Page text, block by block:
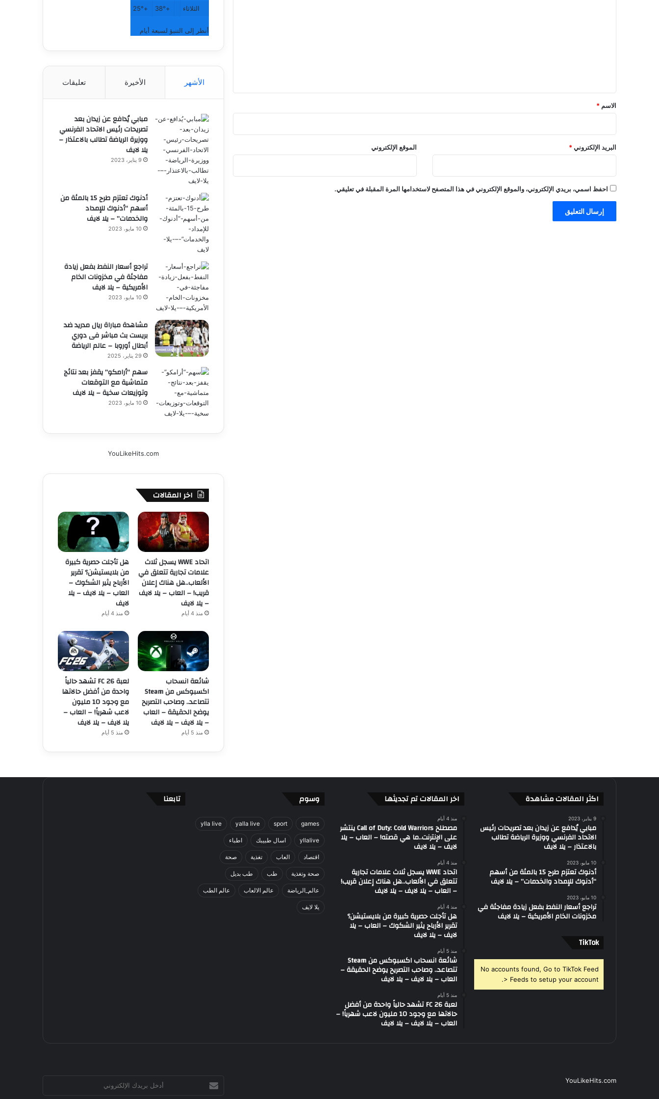
*
الاسم *
البريد الإلكتروني* الموقع الإلكتروني
احفظ اسمي، بريدي الإلكتروني، والموقع الإلكتروني في هذا المتصفح لاستخدامها المرة المقبلة في تعليقي.
الثلاثاء +
38°
+
25°
أنظر إلى التنبؤ لسبعة أيام
الأشهر الأخيرة تعليقات
مبابي يُدافع عن زيدان بعد
تصريحات رئيس الاتحاد الفرنسي
ووزيرة الرياضة تطالب بالاعتذار –
يلا لايف
9 يناير، 2023
أدنوك تعتزم طرح 15 بالمئة من
أسهم “أدنوك للإمداد
والخدمات” – يلا لايف
10 مايو، 2023
تراجع أسعار النفط بفعل زيادة
مفاجئة في مخزونات الخام
الأمريكية – يلا لايف
10 مايو، 2023
مشاهدة مباراة ريال مدريد ضد
بريست بث مباشر فى دوري
أبطال أوروبا – عالم الرياضة
29 يناير، 2025
سهم “أرامكو” يقفز بعد نتائج
متماشية مع التوقعات
وتوزيعات سخية – يلا لايف
10 مايو، 2023
YouLikeHits.com
اخر المقالات
اتحاد WWE يسجل ثلاث
علامات تجارية تتعلق في
الألعاب..هل هناك إعلان
قريب! – العاب – يلا لايف
– يلا لايف
منذ 4 أيام
هل تأجلت حصرية كبيرة
من بلايستيشن؟ تقرير
الأرباح يثير الشكوك –
العاب – يلا لايف – يلا
لايف
منذ 4 أيام
شائعة انسحاب
اكسبوكس من Steam
تتصاعد.. وصاحب التصريح
يوضح الحقيقة – العاب
– يلا لايف – يلا لايف
منذ 5 أيام
لعبة FC 26 تشهد حالياً
واحدة من أفضل حالاتها
مع وجود 10 مليون
لاعب شهرياً! – العاب –
يلا لايف – يلا لايف
منذ 5 أيام
اكثر المقالات مشاهدة
9 يناير، 2023
مبابي يُدافع عن زيدان بعد تصريحات رئيس
الاتحاد الفرنسي ووزيرة الرياضة تطالب
بالاعتذار – يلا لايف
10 مايو، 2023
أدنوك تعتزم طرح 15 بالمئة من أسهم
“أدنوك للإمداد والخدمات” – يلا لايف
10 مايو، 2023
تراجع أسعار النفط بفعل زيادة مفاجئة في
مخزونات الخام الأمريكية – يلا لايف
‫TikTok
No accounts found, Go to TikTok Feed
> Feeds to setup your account.
اخر المقالات تم تجديثها
منذ 4 أيام
مصطلح Call of Duty: Cold Warriors ينتشر
على الإنترنت..ما هي قصته! – العاب – يلا
لايف – يلا لايف
منذ 4 أيام
اتحاد WWE يسجل ثلاث علامات تجارية
تتعلق في الألعاب..هل هناك إعلان قريب!
– العاب – يلا لايف – يلا لايف
منذ 4 أيام
هل تأجلت حصرية كبيرة من بلايستيشن؟
تقرير الأرباح يثير الشكوك – العاب – يلا
لايف – يلا لايف
منذ 5 أيام
شائعة انسحاب اكسبوكس من Steam
تتصاعد.. وصاحب التصريح يوضح الحقيقة –
العاب – يلا لايف – يلا لايف
منذ 5 أيام
لعبة FC 26 تشهد حالياً واحدة من أفضل
حالاتها مع وجود 10 مليون لاعب شهرياً! –
العاب – يلا لايف – يلا لايف
وسوم
games
sport
yalla live
ylla live
yllalive اسال طبيبك اطباء
اقتصاد العاب تغذية صحة
صحة وتغذية طب طب بديل
عالم_الرياضة عالم الالعاب عالم الطب
يلا لايف
تابعنا
YouLikeHits.com
بريدك